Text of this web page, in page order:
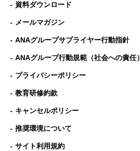
資料ダウンロード
メールマガジン
ANAグループサプライヤー行動指針
ANAグループ⾏動規範（社会への責任）
プライバシーポリシー
教育研修約款
キャンセルポリシー
推奨環境について
サイト利用規約